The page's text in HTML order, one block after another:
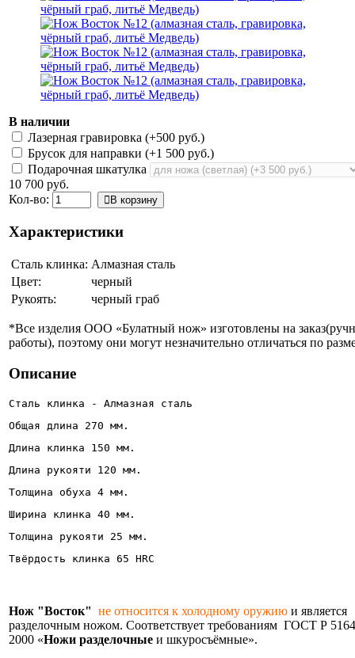
В наличии
Лазерная гравировка (+500 руб.)
Брусок для направки (+1 500 руб.)
Подарочная шкатулка
10 700 руб.
Кол-во:
В корзину
Характеристики
Сталь клинка: Алмазная сталь
Цвет:
черный
Рукоять:
черный граб
*Все изделия ООО «Булатный нож» изготовлены на
работы), поэтому они могут незначительно отличаться по
Описание
Сталь клинка - Алмазная сталь
Общая длина 270 мм.
Длина клинка 150 мм.
Длина рукояти 120 мм.
Толщина обуха 4 мм.
Ширина клинка 40 мм.
Толщина рукояти 25 мм.
Твёрдость клинка 65 HRC
Нож "Восток" не относится к холодному оружию и является
разделочным ножом. Соответствует требованиям ГОСТ Р
2000 «Ножи разделочные и шкуросъёмные».